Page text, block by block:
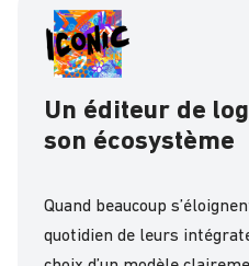
Un éditeur de
son écosystème
Quand beaucoup
quotidien de leurs